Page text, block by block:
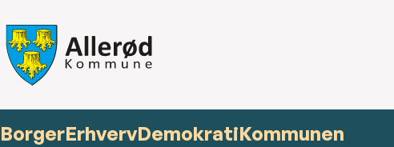
BorgerErhvervDemokratiKommunen